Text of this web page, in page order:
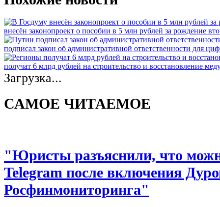
внесён законопроект о пособии в 5 млн рублей за рождение
подписал закон об административной ответственности для
получат 6 млрд рублей на строительство и восстановление
Загрузка...
САМОЕ ЧИТАЕМОЕ
"Юристы разъяснили, что
Telegram после включения
Росфинмониторинга"